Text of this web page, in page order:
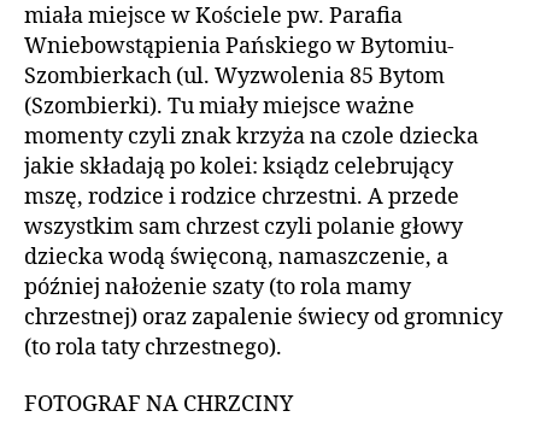
miała miejsce w Kościele pw. Parafia
Wniebowstąpienia Pańskiego w Bytomiu-
Szombierkach (ul. Wyzwolenia 85 Bytom
(Szombierki). Tu miały miejsce ważne
momenty czyli znak krzyża na czole dziecka
jakie składają po kolei: ksiądz celebrujący
mszę, rodzice i rodzice chrzestni. A przede
wszystkim sam chrzest czyli polanie głowy
dziecka wodą święconą, namaszczenie, a
później nałożenie szaty (to rola mamy
chrzestnej) oraz zapalenie świecy od gromnicy
(to rola taty chrzestnego).
FOTOGRAF NA CHRZCINY